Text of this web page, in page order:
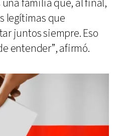
familia que, al final,
legítimas que
juntos siempre. Eso
entender”, afirmó.